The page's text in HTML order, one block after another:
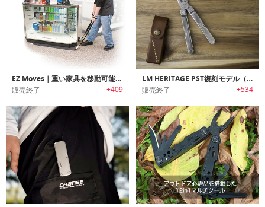
EZ Moves｜重い家具を移動可能にするスライド移動システム「イージームーブ」
販売終了 +409
LM HERITAGE PST復刻モデル（ポケット・サバイバル・ツール）
販売終了 +534